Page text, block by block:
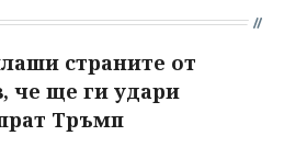
страните от
че ще ги удари
Тръмп